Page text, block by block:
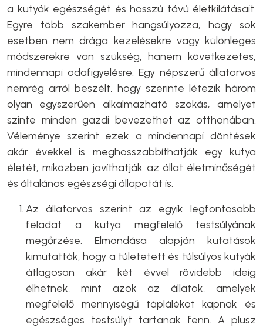
a kutyák egészségét és hosszú távú életkilátásait.
Egyre több szakember hangsúlyozza, hogy sok
esetben nem drága kezelésekre vagy különleges
módszerekre van szükség, hanem következetes,
mindennapi odafigyelésre. Egy népszerű állatorvos
nemrég arról beszélt, hogy szerinte létezik három
olyan egyszerűen alkalmazható szokás, amelyet
szinte minden gazdi bevezethet az otthonában.
Véleménye szerint ezek a mindennapi döntések
akár évekkel is meghosszabbíthatják egy kutya
életét, miközben javíthatják az állat életminőségét
és általános egészségi állapotát is.
Az állatorvos szerint az egyik legfontosabb
feladat a kutya megfelelő testsúlyának
megőrzése. Elmondása alapján kutatások
kimutatták, hogy a túletetett és túlsúlyos kutyák
átlagosan akár két évvel rövidebb ideig
élhetnek, mint azok az állatok, amelyek
megfelelő mennyiségű táplálékot kapnak és
egészséges testsúlyt tartanak fenn. A plusz